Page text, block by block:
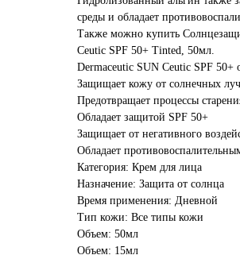
среды и обладает
Также можно купить
Сeutic SPF 50+ Tinted, 50мл.
Dermaceutic SUN Сeutic SPF 50+
Защищает кожу от солнечных
Предотвращает процессы
Обладает защитой SPF 50+
Защищает от негативного
Обладает
Категория: Крем для лица
Назначение: Защита от солнца
Время применения: Дневной
Тип кожи: Все типы кожи
Объем: 50мл
Объем: 15мл